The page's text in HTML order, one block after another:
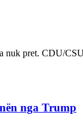
nuk pret. CDU/
nga Trump